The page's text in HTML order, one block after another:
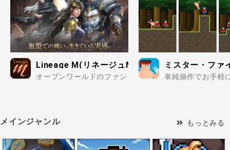
Lineage M(リネージュM)
オープンワールドのファンタジー世界を冒険して、リ
ミスター・ファ
単純操作でお手軽
メインジャンル もっとみる